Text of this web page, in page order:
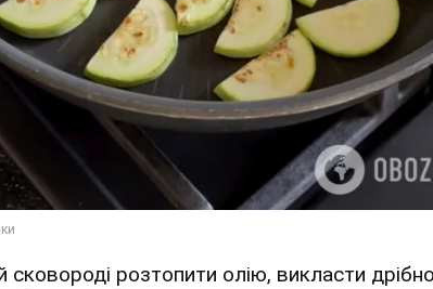
сковороді розтопити олію, викласти